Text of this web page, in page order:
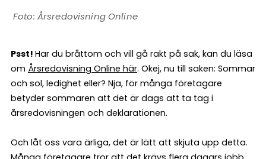
Årsredovisning Online
Psst! Har du bråttom och vill gå rakt på sak, kan du läsa
om Årsredovisning Online här. Okej, nu till saken: Sommar
och sol, ledighet eller? Nja, för många företagare
betyder sommaren att det är dags att ta tag i
årsredovisningen och deklarationen.
Och låt oss vara ärliga, det är lätt att skjuta upp detta.